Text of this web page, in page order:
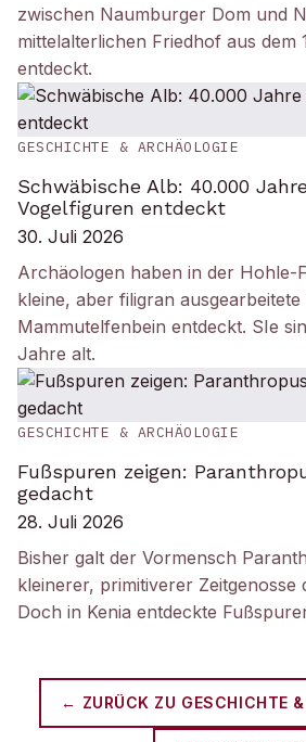
zwischen Naumburger Dom und
mittelalterlichen Friedhof aus dem
entdeckt.
GESCHICHTE & ARCHÄOLOGIE
Schwäbische Alb: 40.000
Vogelfiguren entdeckt
30. Juli 2026
Archäologen haben in der Hohle-
kleine, aber filigran
Mammutelfenbein entdeckt. SIe
Jahre alt.
GESCHICHTE & ARCHÄOLOGIE
Fußspuren zeigen:
gedacht
28. Juli 2026
Bisher galt der Vormensch
kleinerer, primitiverer Zeitgenosse
Doch in Kenia entdeckte
← ZURÜCK ZU GESCHICHTE